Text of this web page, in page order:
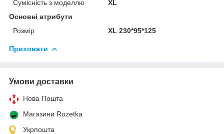
Сумісність з моделлю
XL
Основні атрибути
Розмір
XL 230*95*125
Приховати
Умови доставки
Нова Пошта
Магазини Rozetka
Укрпошта